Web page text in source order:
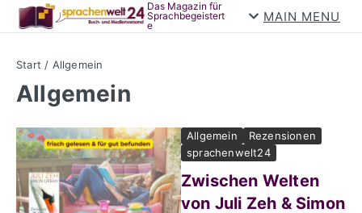
Zum Inhalt springen
Das Magazin für
Sprachbegeistert
e
MAIN MENU
Start / Allgemein
Allgemein
Allgemein
Rezensionen
sprachenwelt24
Zwischen Welten
von Juli Zeh & Simon